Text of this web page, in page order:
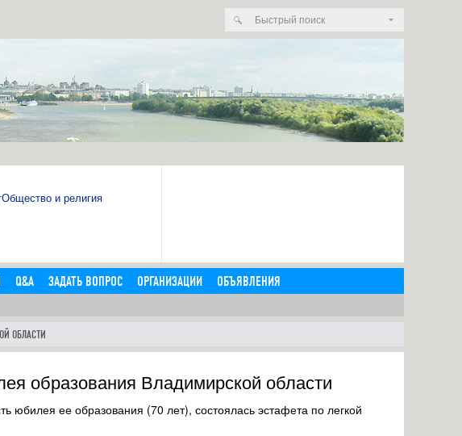
Общество и религия
Q&A ЗАДАТЬ ВОПРОС ОРГАНИЗАЦИИ
ОБЪЯВЛЕНИЯ
ОБЛАСТИ
образования Владимирской области
юбилея ее образования (70 лет), состоялась эстафета по легкой